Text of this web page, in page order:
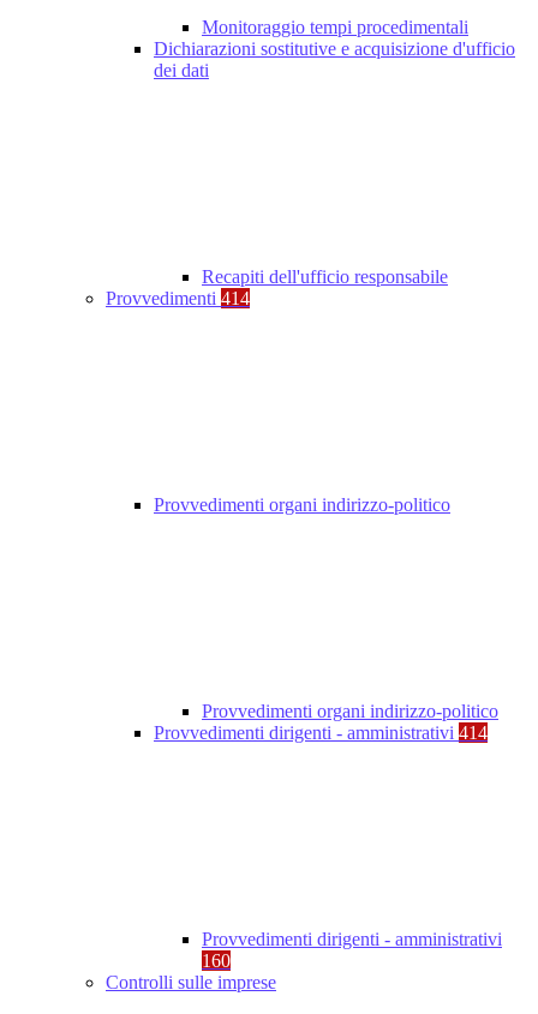
Monitoraggio tempi procedimentali
Dichiarazioni sostitutive e acquisizione d'ufficio
dei dati
Recapiti dell'ufficio responsabile
Provvedimenti 414
Provvedimenti organi indirizzo-politico
Provvedimenti organi indirizzo-politico
Provvedimenti dirigenti - amministrativi 414
Provvedimenti dirigenti - amministrativi
160
Controlli sulle imprese